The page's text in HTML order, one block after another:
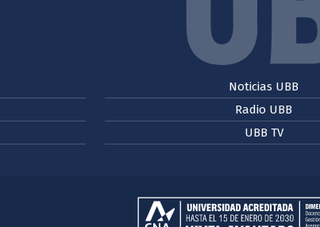
Noticias UBB
Radio UBB
UBB TV